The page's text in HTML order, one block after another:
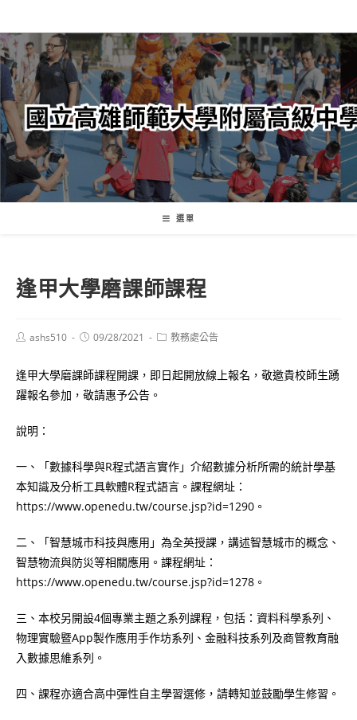
轉
至
主
內
容
選單
逢甲大學磨課師課程
Postashs510
Post09/28/2021
Post教務處公告
逢甲大學磨課師課程開課，即日起開放線上報名，敬邀貴校師生踴
躍報名參加，敬請惠予公告。
說明：
一、「數據科學與R程式語言實作」介紹數據分析所需的統計學基
本知識及分析工具軟體R程式語言。課程網址：
https://www.openedu.tw/course.jsp?id=1290。
二、「智慧城市科技與應用」為全英授課，講述智慧城市的概念、
智慧物流與防災等相關應用。課程網址：
https://www.openedu.tw/course.jsp?id=1278。
三、本校另開設4個專業主題之系列課程，包括：資料科學系列、
物理實驗暨App製作應用手作坊系列、金融科技系列及商管教育融
入數據思維系列。
四、課程亦適合高中彈性自主學習選修，請轉知並鼓勵學生修習。